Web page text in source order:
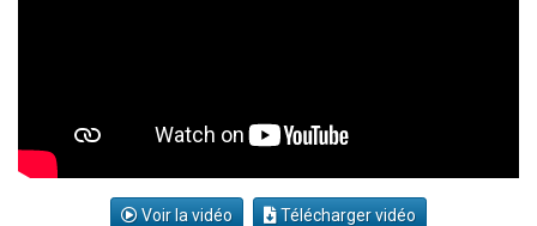
Voir la vidéo Télécharger vidéo